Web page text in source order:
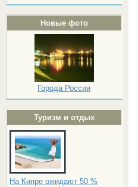
Новые фото
Города России
Туризм и отдых
На Кипре ожидают 50 %